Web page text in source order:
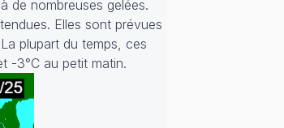
de nombreuses gelées.
Elles sont prévues
plupart du temps, ces
-3°C au petit matin.